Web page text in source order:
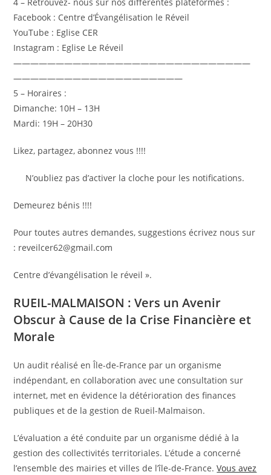
4 – Retrouvez- nous sur nos différentes plateformes :
Facebook : Centre d’Évangélisation le Réveil
YouTube : Eglise CER
Instagram : Eglise Le Réveil
————————————————————————————
————————————————————
5 – Horaires :
Dimanche: 10H – 13H
Mardi: 19H – 20H30
Likez, partagez, abonnez vous !!!!
N’oubliez pas d’activer la cloche pour les notifications.
Demeurez bénis !!!!
Pour toutes autres demandes, suggestions écrivez nous sur
: reveilcer62@gmail.com
Centre d’évangélisation le réveil ».
RUEIL-MALMAISON : Vers un Avenir
Obscur à Cause de la Crise Financière et
Morale
Un audit réalisé en Île-de-France par un organisme
indépendant, en collaboration avec une consultation sur
internet, met en évidence la détérioration des finances
publiques et de la gestion de Rueil-Malmaison.
L’évaluation a été conduite par un organisme dédié à la
gestion des collectivités territoriales. L’étude a concerné
l’ensemble des mairies et villes de l’île-de-France.Vous avez